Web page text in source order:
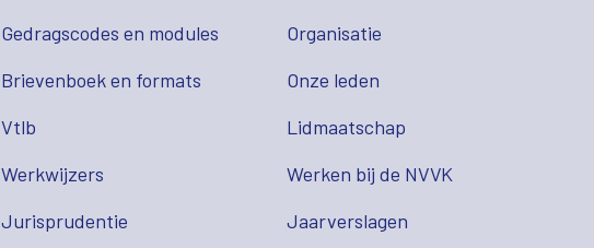
Gedragscodes en modules
Brievenboek en formats
Vtlb
Werkwijzers
Jurisprudentie
Organisatie
Onze leden
Lidmaatschap
Werken bij de NVVK
Jaarverslagen